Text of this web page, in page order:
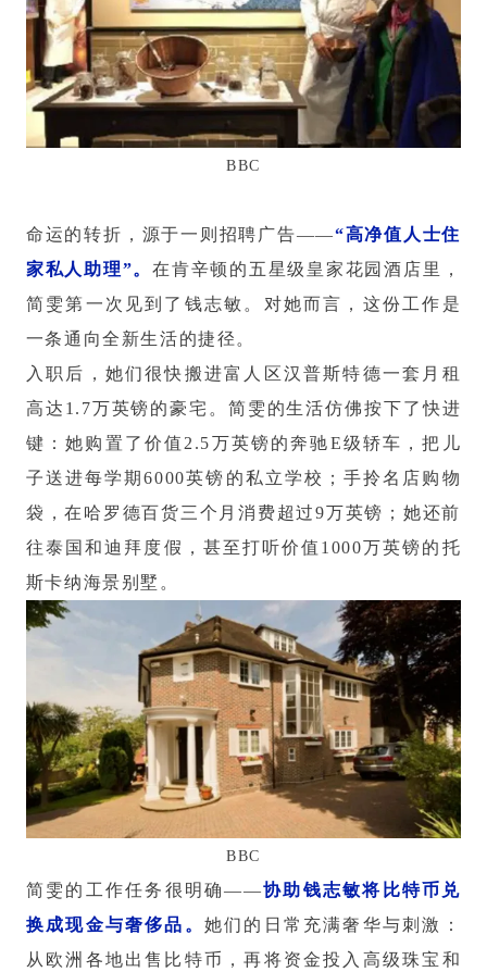
BBC
命运的转折，源于一则招聘广告——“高净值人士住
家私人助理”。在肯辛顿的五星级皇家花园酒店里，
简雯第一次见到了钱志敏。对她而言，这份工作是
一条通向全新生活的捷径。
入职后，她们很快搬进富人区汉普斯特德一套月租
高达1.7万英镑的豪宅。简雯的生活仿佛按下了快进
键：她购置了价值2.5万英镑的奔驰E级轿车，把儿
子送进每学期6000英镑的私立学校；手拎名店购物
袋，在哈罗德百货三个月消费超过9万英镑；她还前
往泰国和迪拜度假，甚至打听价值1000万英镑的托
斯卡纳海景别墅。
BBC
简雯的工作任务很明确——协助钱志敏将比特币兑
换成现金与奢侈品。 她们的日常充满奢华与刺激：
从欧洲各地出售比特币，再将资金投入高级珠宝和